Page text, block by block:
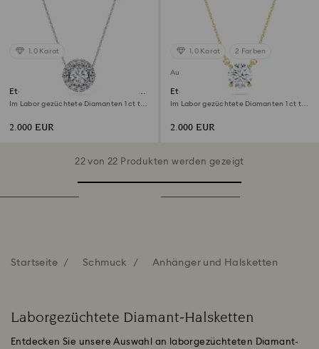
1.0 Karat
Eternity Strahlenkranz Solitär-
Anhänger
Im Labor gezüchtete Diamanten 1 ct tw,
2.000 EUR
1.0 Karat 2 Farben
Ausverkauft
Eternity Solitär-Anhänger
Im Labor gezüchtete Diamanten 1 ct tw,
2.000 EUR
22 von 22 Produkten werden gezeigt
Startseite Schmuck Anhänger und Halsketten
Laborgezüchtete Diamant-Halsketten
Entdecken Sie unsere Auswahl an laborgezüchteten Diamant-